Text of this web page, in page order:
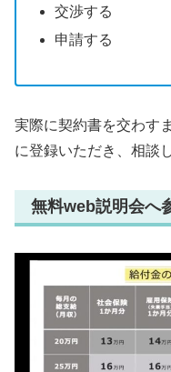
交渉する
申請する
実際に契約書を交わす
に登録いただき、相談
無料web説明会へ